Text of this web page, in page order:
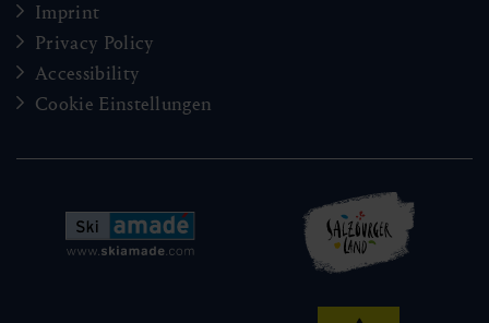
Imprint
Privacy Policy
Accessibility
Cookie Einstellungen